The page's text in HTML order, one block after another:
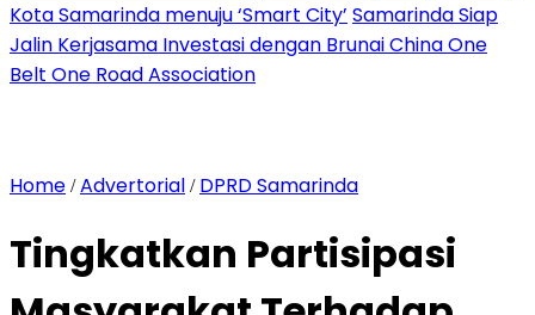
Kota Samarinda menuju ‘Smart City’ Samarinda Siap
Jalin Kerjasama Investasi dengan Brunai China One
Belt One Road Association
Home /Advertorial / DPRD Samarinda
Tingkatkan Partisipasi